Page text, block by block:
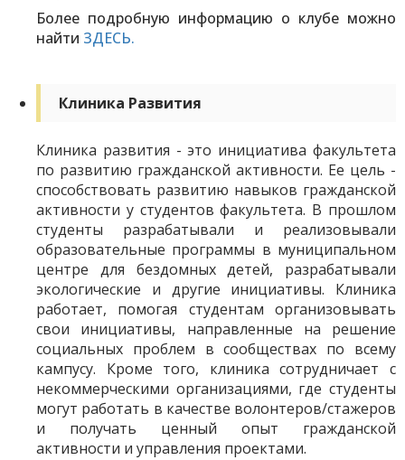
Более подробную информацию о клубе можно
найти ЗДЕСЬ.
Клиника Развития
Клиника развития - это инициатива факультета
по развитию гражданской активности. Ее цель -
способствовать развитию навыков гражданской
активности у студентов факультета. В прошлом
студенты разрабатывали и реализовывали
образовательные программы в муниципальном
центре для бездомных детей, разрабатывали
экологические и другие инициативы. Клиника
работает, помогая студентам организовывать
свои инициативы, направленные на решение
социальных проблем в сообществах по всему
кампусу. Кроме того, клиника сотрудничает с
некоммерческими организациями, где студенты
могут работать в качестве волонтеров/стажеров
и получать ценный опыт гражданской
активности и управления проектами.